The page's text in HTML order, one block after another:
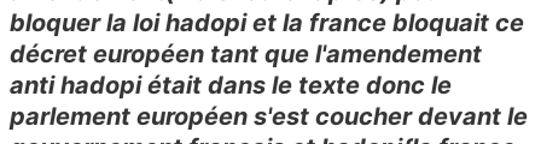
bloquer la loi hadopi et la france bloquait ce
décret européen tant que l'amendement
anti hadopi était dans le texte donc le
parlement européen s'est coucher devant le